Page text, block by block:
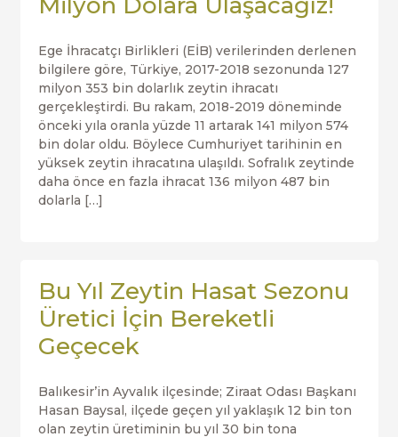
Ege İhracatçı Birlikleri (EİB) verilerinden derlenen
bilgilere göre, Türkiye, 2017-2018 sezonunda 127
milyon 353 bin dolarlık zeytin ihracatı
gerçekleştirdi. Bu rakam, 2018-2019 döneminde
önceki yıla oranla yüzde 11 artarak 141 milyon 574
bin dolar oldu. Böylece Cumhuriyet tarihinin en
yüksek zeytin ihracatına ulaşıldı. Sofralık zeytinde
daha önce en fazla ihracat 136 milyon 487 bin
dolarla […]
Bu Yıl Zeytin Hasat Sezonu
Üretici İçin Bereketli
Geçecek
Balıkesir’in Ayvalık ilçesinde; Ziraat Odası Başkanı
Hasan Baysal, ilçede geçen yıl yaklaşık 12 bin ton
olan zeytin üretiminin bu yıl 30 bin tona